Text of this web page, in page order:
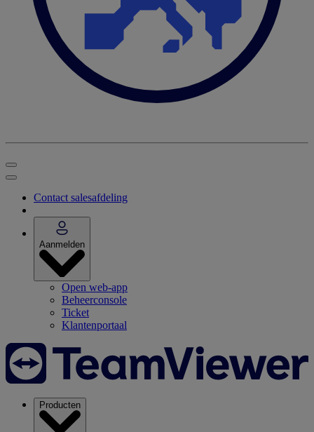
Contact salesafdeling
Aanmelden
Open web-app
Beheerconsole
Ticket
Klantenportaal
Producten